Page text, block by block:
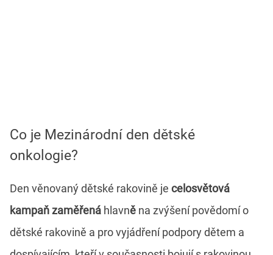
Co je Mezinárodní den dětské
onkologie?
Den věnovaný dětské rakovině je celosvětová
kampaň zaměřená hlavně na zvýšení povědomí o
dětské rakovině a pro vyjádření podpory dětem a